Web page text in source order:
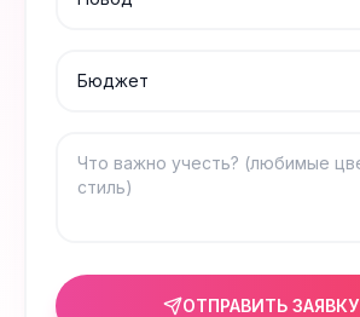
ОТПРАВИТЬ ЗАЯВКУ